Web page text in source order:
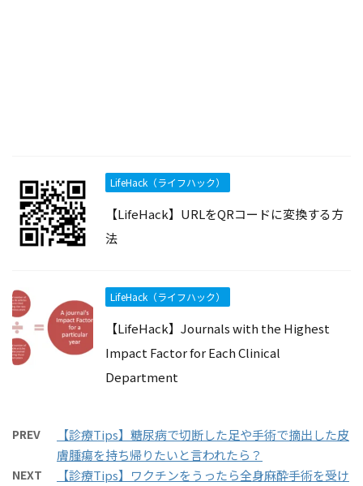
LifeHack（ライフハック）
【LifeHack】URLをQRコードに変換する方
法
LifeHack（ライフハック）
【LifeHack】Journals with the Highest
Impact Factor for Each Clinical
Department
PREV
【診療Tips】糖尿病で切断した足や手術で摘出した皮
膚腫瘍を持ち帰りたいと言われたら？
NEXT
【診療Tips】ワクチンをうったら全身麻酔手術を受け